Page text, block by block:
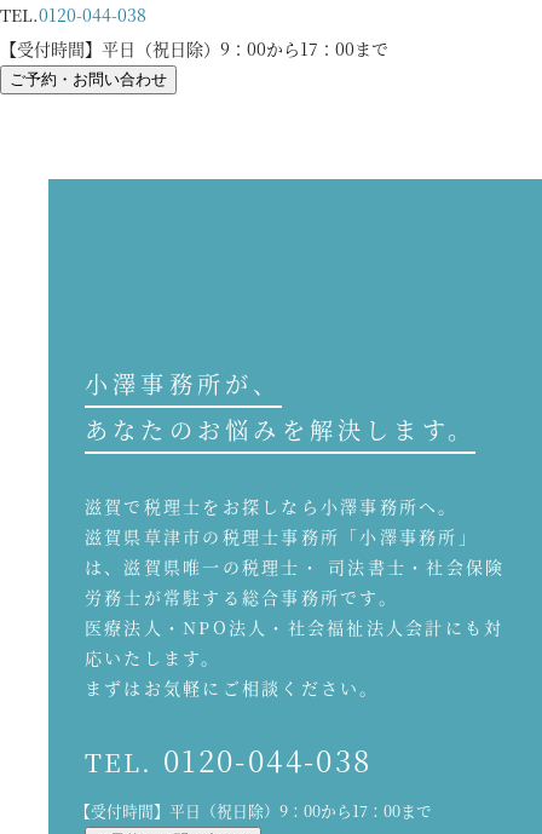
TEL.0120-044-038
【受付時間】平日（祝日除）9：00から17：00まで
ご予約・お問い合わせ
小澤事務所が、
あなたのお悩みを解決します。
滋賀で税理士をお探しなら小澤事務所へ。
滋賀県草津市の税理士事務所「小澤事務所」
は、滋賀県唯一の税理士・ 司法書士・社会保険
労務士が常駐する総合事務所です。
医療法人・NPO法人・社会福祉法人会計にも対
応いたします。
まずはお気軽にご相談ください。
TEL. 0120-044-038
【受付時間】平日（祝日除）9：00から17：00まで